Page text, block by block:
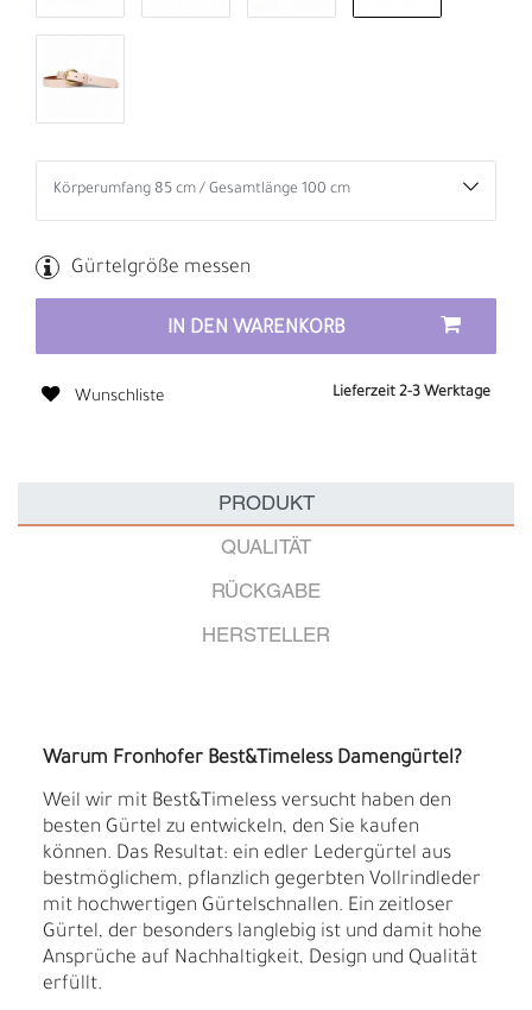
Gürtelgröße messen
IN DEN WARENKORB
Wunschliste Lieferzeit 2-3 Werktage
PRODUKT
QUALITÄT
RÜCKGABE
HERSTELLER
Warum Fronhofer Best&Timeless Damengürtel?
Weil wir mit Best&Timeless versucht haben den
besten Gürtel zu entwickeln, den Sie kaufen
können. Das Resultat: ein edler Ledergürtel aus
bestmöglichem, pflanzlich gegerbten Vollrindleder
mit hochwertigen Gürtelschnallen. Ein zeitloser
Gürtel, der besonders langlebig ist und damit hohe
Ansprüche auf Nachhaltigkeit, Design und Qualität
erfüllt.